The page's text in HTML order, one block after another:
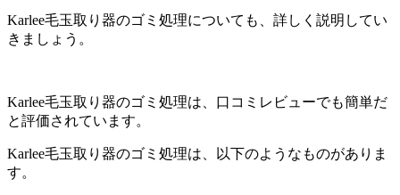
Karlee毛玉取り器のゴミ処理についても、詳しく説明してい
きましょう。
Karlee毛玉取り器のゴミ処理は、口コミレビューでも簡単だ
と評価されています。
Karlee毛玉取り器のゴミ処理は、以下のようなものがありま
す。